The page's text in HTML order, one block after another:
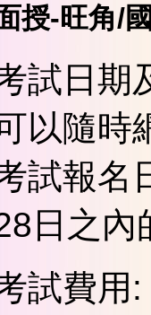
授-旺角/
試日期
以隨時
試報名
日之內
試費用